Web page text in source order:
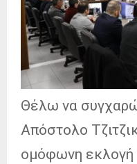
Θέλω να
Απόστολο
ομόφωνη εκλογή